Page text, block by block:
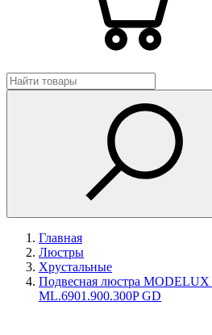
Главная
Люстры
Хрустальные
Подвесная люстра MODELUX
ML.6901.900.300P GD